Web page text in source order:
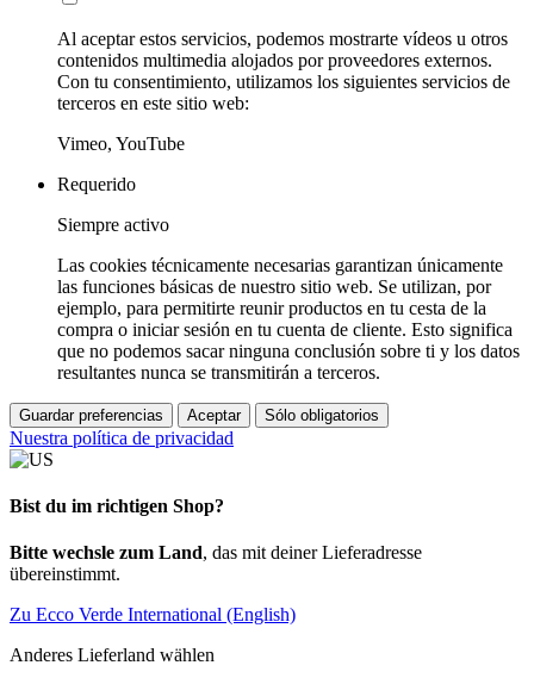
Al aceptar estos servicios, podemos mostrarte vídeos u otros
contenidos multimedia alojados por proveedores externos.
Con tu consentimiento, utilizamos los siguientes servicios de
terceros en este sitio web:
Vimeo, YouTube
Requerido
Siempre activo
Las cookies técnicamente necesarias garantizan únicamente
las funciones básicas de nuestro sitio web. Se utilizan, por
ejemplo, para permitirte reunir productos en tu cesta de la
compra o iniciar sesión en tu cuenta de cliente. Esto significa
que no podemos sacar ninguna conclusión sobre ti y los datos
resultantes nunca se transmitirán a terceros.
Guardar preferencias Aceptar Sólo obligatorios
Nuestra política de privacidad
Bist du im richtigen Shop?
Bitte wechsle zum Land, das mit deiner Lieferadresse
übereinstimmt.
Zu Ecco Verde International (English)
Anderes Lieferland wählen